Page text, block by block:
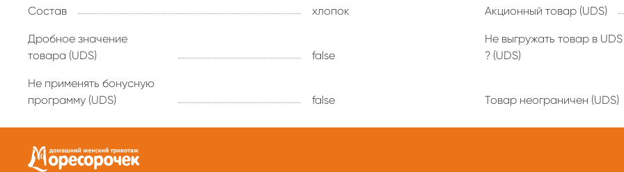
Состав хлопок Акционный товар (UDS)
Дробное значение
товара (UDS)
false
Не выгружать товар в UDS
? (UDS)
Не применять бонусную
программу (UDS)
false Товар неограничен (UDS)